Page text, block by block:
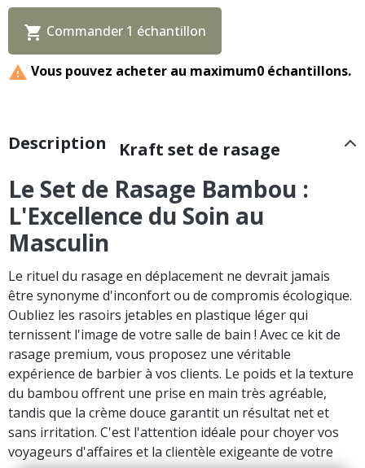
 Commander 1 échantillon
 Vous pouvez acheter au maximum0 échantillons.
Description Kraft set de rasage
Le Set de Rasage Bambou :
L'Excellence du Soin au
Masculin
Le rituel du rasage en déplacement ne devrait jamais
être synonyme d'inconfort ou de compromis écologique.
Oubliez les rasoirs jetables en plastique léger qui
ternissent l'image de votre salle de bain ! Avec ce kit de
rasage premium, vous proposez une véritable
expérience de barbier à vos clients. Le poids et la texture
du bambou offrent une prise en main très agréable,
tandis que la crème douce garantit un résultat net et
sans irritation. C'est l'attention idéale pour choyer vos
voyageurs d'affaires et la clientèle exigeante de votre